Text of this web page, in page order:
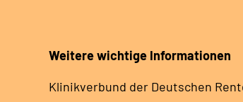
Weitere wichtige Informationen
Klinikverbund der Deutschen